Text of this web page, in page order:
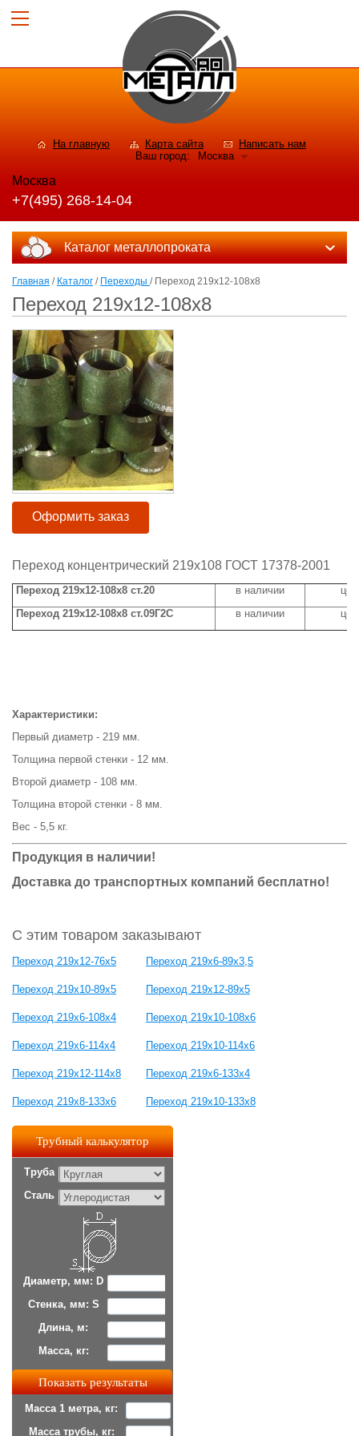
На главную Карта сайта
Написать нам
Ваш город:
Москва
Москва
+7(495) 268-14-04
Каталог металлопроката
Главная / Каталог / Переходы / Переход 219х12-108х8
Переход 219х12-108х8
Оформить заказ
Переход концентрический 219х108 ГОСТ 17378-2001
Переход 219х12-108х8 ст.20 в наличии
Переход 219х12-108х8 ст.09Г2С
в наличии
Характеристики:
Первый диаметр - 219 мм.
Толщина первой стенки - 12 мм.
Второй диаметр - 108 мм.
Толщина второй стенки - 8 мм.
Вес - 5,5 кг.
Продукция в наличии!
Доставка до транспортных компаний бесплатно!
С этим товаром заказывают
Переход 219х12-76х5 Переход 219х6-89х3,5
Переход 219х10-89х5 Переход 219х12-89х5
Переход 219х6-108х4 Переход 219х10-108х6
Переход 219х6-114х4 Переход 219х10-114х6
Переход 219х12-114х8 Переход 219х6-133х4
Переход 219х8-133х6 Переход 219х10-133х8
Трубный калькулятор
Труба
Сталь
Диаметр, мм: D
Стенка, мм: S
Длина, м:
Масса, кг:
Масса 1 метра, кг:
Масса трубы, кг: